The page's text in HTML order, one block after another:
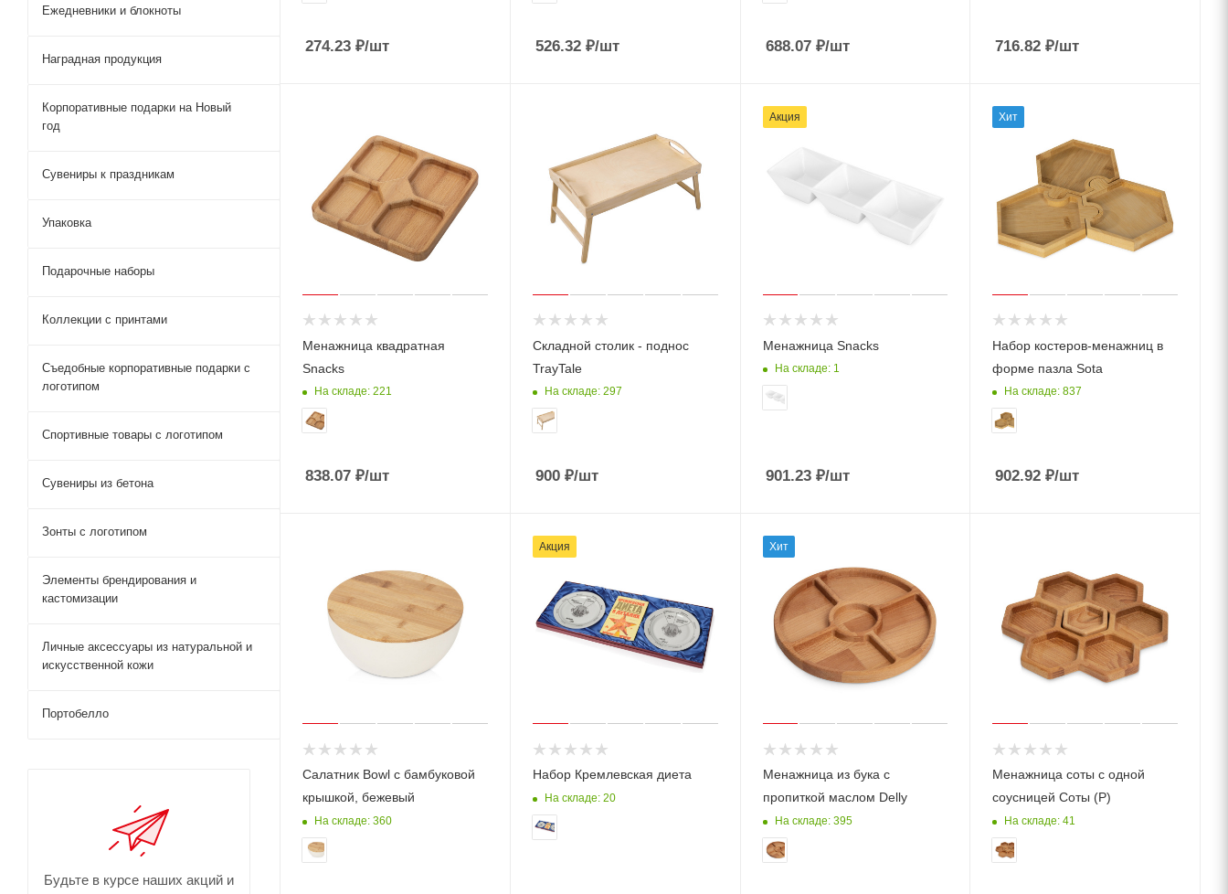
274.23 ₽/шт 526.32₽/шт 688.07₽/шт 716.82 ₽/шт
Менажница квадратная
Snacks
На складе: 221
838.07 ₽/шт
Складной столик - поднос
TrayTale
На складе: 297
900₽/шт
Акция
Менажница Snacks
На складе: 1
901.23₽/шт
Хит
Набор костеров-менажниц в
форме пазла Sota
На складе: 837
902.92 ₽/шт
Салатник Bowl с бамбуковой
крышкой, бежевый
На складе: 360
Акция
Набор Кремлевская диета
На складе: 20
Хит
Менажница из бука с
пропиткой маслом Delly
На складе: 395
Менажница соты с одной
соусницей Соты (Р)
На складе: 41
Ежедневники и блокноты
Наградная продукция
Корпоративные подарки на Новый
год
Сувениры к праздникам
Упаковка
Подарочные наборы
Коллекции с принтами
Съедобные корпоративные подарки с
логотипом
Спортивные товары с логотипом
Сувениры из бетона
Зонты с логотипом
Элементы брендирования и
кастомизации
Личные аксессуары из натуральной и
искусственной кожи
Портобелло
Будьте в курсе наших акций и